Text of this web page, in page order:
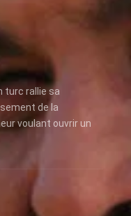
turc rallie sa
de la
voulant ouvrir un